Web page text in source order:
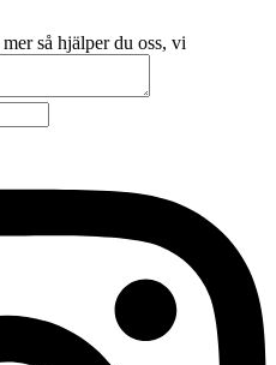
så hjälper du oss, vi